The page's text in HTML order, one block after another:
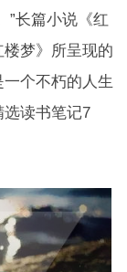
”长篇小说《红
梦》所呈现的
个不朽的人生
读书笔记7